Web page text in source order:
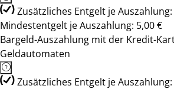
Zusätzliches Entgelt je Auszahlung:
Mindestentgelt je Auszahlung: 5,00 €
Bargeld-Auszahlung mit der Kredit-
Geldautomaten
Zusätzliches Entgelt je Auszahlung: